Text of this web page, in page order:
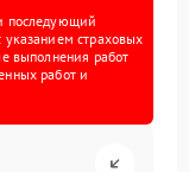
последующий
указанием страховых
выполнения работ
работ и